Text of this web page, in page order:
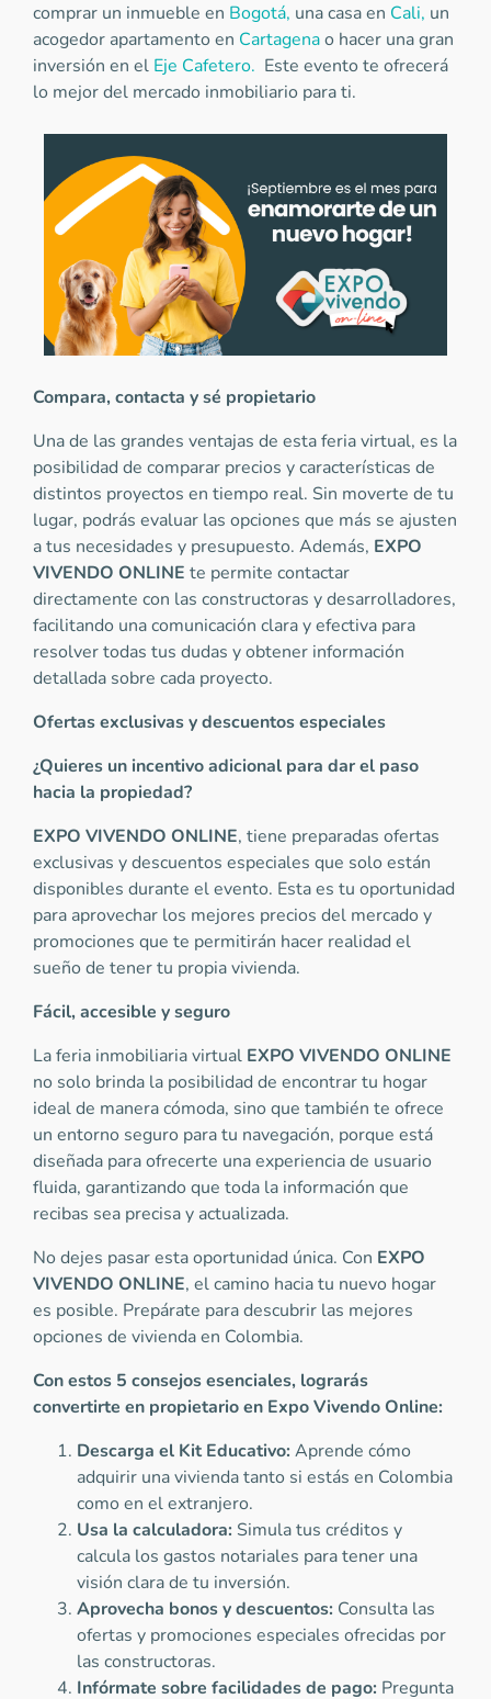
comprar un inmueble en Bogotá, una casa en Cali, un
acogedor apartamento en Cartagenao hacer una gran
inversión en el Eje Cafetero. Este evento te ofrecerá
lo mejor del mercado inmobiliario para ti.
Compara, contacta y sé propietario
Una de las grandes ventajas de esta feria virtual, es la
posibilidad de comparar precios y características de
distintos proyectos en tiempo real. Sin moverte de tu
lugar, podrás evaluar las opciones que más se ajusten
a tus necesidades y presupuesto. Además, EXPO
VIVENDO ONLINE te permite contactar
directamente con las constructoras y desarrolladores,
facilitando una comunicación clara y efectiva para
resolver todas tus dudas y obtener información
detallada sobre cada proyecto.
Ofertas exclusivas y descuentos especiales
¿Quieres un incentivo adicional para dar el paso
hacia la propiedad?
EXPO VIVENDO ONLINE, tiene preparadas ofertas
exclusivas y descuentos especiales que solo están
disponibles durante el evento. Esta es tu oportunidad
para aprovechar los mejores precios del mercado y
promociones que te permitirán hacer realidad el
sueño de tener tu propia vivienda.
Fácil, accesible y seguro
La feria inmobiliaria virtual EXPO VIVENDO ONLINE
no solo brinda la posibilidad de encontrar tu hogar
ideal de manera cómoda, sino que también te ofrece
un entorno seguro para tu navegación, porque está
diseñada para ofrecerte una experiencia de usuario
fluida, garantizando que toda la información que
recibas sea precisa y actualizada.
No dejes pasar esta oportunidad única. Con EXPO
VIVENDO ONLINE, el camino hacia tu nuevo hogar
es posible. Prepárate para descubrir las mejores
opciones de vivienda en Colombia.
Con estos 5 consejos esenciales, lograrás
convertirte en propietario en Expo Vivendo Online:
Descarga el Kit Educativo:Aprende cómo
adquirir una vivienda tanto si estás en Colombia
como en el extranjero.
Usa la calculadora: Simula tus créditos y
calcula los gastos notariales para tener una
visión clara de tu inversión.
Aprovecha bonos y descuentos: Consulta las
ofertas y promociones especiales ofrecidas por
las constructoras.
Infórmate sobre facilidades de pago: Pregunta